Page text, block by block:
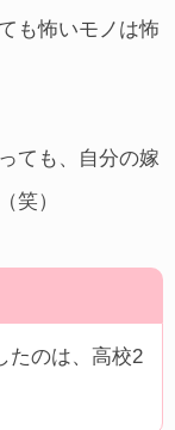
も怖いモノは怖
ても、自分の嫁
笑）
たのは、高校2